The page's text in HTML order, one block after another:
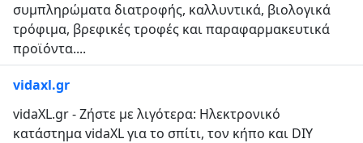
συμπληρώματα διατροφής, καλλυντικά, βιολογικά
τρόφιμα, βρεφικές τροφές και παραφαρμακευτικά
προϊόντα....
vidaxl.gr
vidaXL.gr - Ζήστε με λιγότερα: Ηλεκτρονικό
κατάστημα vidaXL για το σπίτι, τον κήπο και DIY